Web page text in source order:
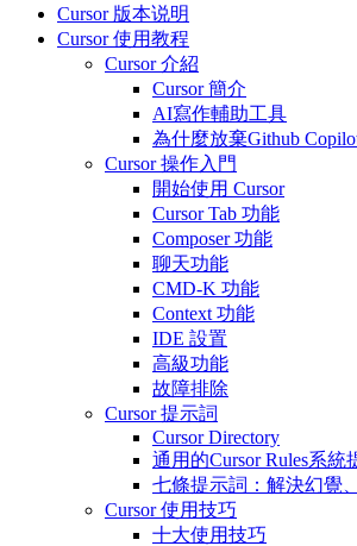
Cursor 版本说明
Cursor 使用教程
Cursor 介紹
Cursor 簡介
AI寫作輔助工具
為什麼放棄Github
Cursor 操作入門
開始使用 Cursor
Cursor Tab 功能
Composer 功能
聊天功能
CMD-K 功能
Context 功能
IDE 設置
高級功能
故障排除
Cursor 提示詞
Cursor Directory
通用的Cursor Rules系統
七條提示詞：解決幻覺
Cursor 使用技巧
十大使用技巧